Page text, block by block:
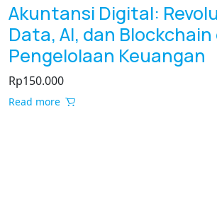
Akuntansi Digital:
Data, AI, dan
Pengelolaan Keuangan
Rp150.000
Read more